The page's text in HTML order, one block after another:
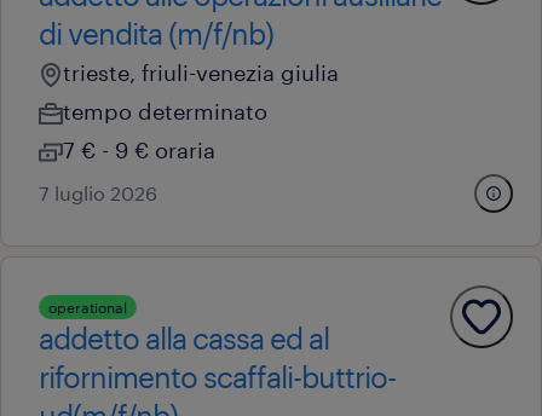
di vendita (m/f/nb)
trieste, friuli-venezia giulia
tempo determinato
7 € - 9 € oraria
7 luglio 2026
operational
addetto alla cassa ed al
rifornimento scaffali-buttrio-